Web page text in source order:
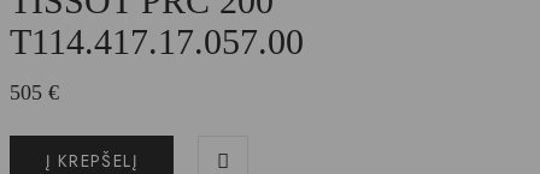
T114.417.17.057.00
505 €
Į KREPŠELĮ